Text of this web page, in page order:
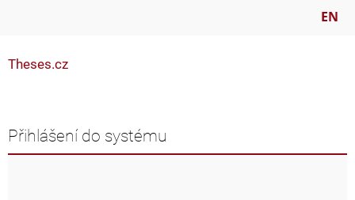
EN
Theses.cz
Přihlášení do systému